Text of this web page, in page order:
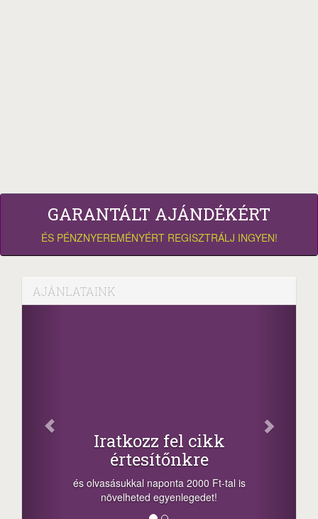
GARANTÁLT AJÁNDÉKÉRT
ÉS PÉNZNYEREMÉNYÉRT REGISZTRÁLJ INGYEN!
AJÁNLATAINK
fel cikk
naponta 2000 Ft-tal is
egyenlegedet!
Oszd
megosztási